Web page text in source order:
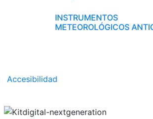
INSTRUMENTOS
METEOROLÓGICOS
Accesibilidad